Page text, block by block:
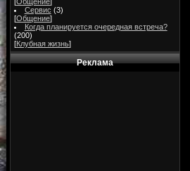
Сервис (3)
[Общение]
Когда планируется очередная встреча?
(200)
[Клубная жизнь]
Реклама